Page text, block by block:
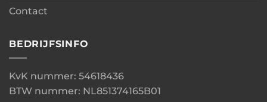
Contact
BEDRIJFSINFO
KvK nummer: 54618436
BTW nummer: NL851374165B01